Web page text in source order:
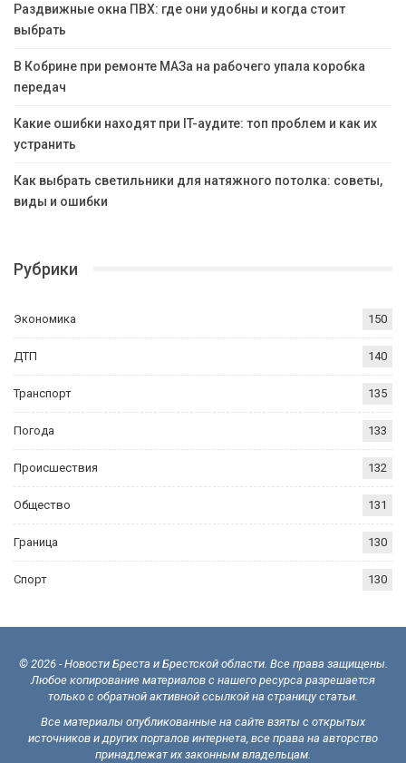
Раздвижные окна ПВХ: где они удобны и когда стоит
выбрать
В Кобрине при ремонте МАЗа на рабочего упала коробка
передач
Какие ошибки находят при IT-аудите: топ проблем и как их
устранить
Как выбрать светильники для натяжного потолка: советы,
виды и ошибки
Рубрики
Экономика 150
ДТП 140
Транспорт 135
Погода 133
Происшествия 132
Общество 131
Граница 130
Спорт 130
© 2026 - Новости Бреста и Брестской области. Все права защищены.
Любое копирование материалов с нашего ресурса разрешается
только с обратной активной ссылкой на страницу статьи.
Все материалы опубликованные на сайте взяты с открытых
источников и других порталов интернета, все права на авторство
принадлежат их законным владельцам.